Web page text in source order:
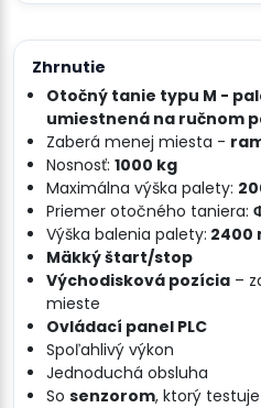
Zhrnutie
Otočný tanie typu M -
umiestnená na ručnom
Zaberá menej miesta -
Nosnosť: 1000 kg
Maximálna výška palety:
Priemer otočného taniera:
Výška balenia palety: 2400
Mäkký štart/stop
Východisková pozícia –
mieste
Ovládací panel PLC
Spoľahlivý výkon
Jednoduchá obsluha
So senzorom, ktorý